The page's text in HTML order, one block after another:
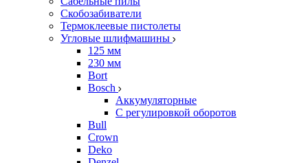
Скобозабиватели
Термоклеевые пистолеты
Угловые шлифмашины
125 мм
230 мм
Bort
Bosch
Аккумуляторные
С регулировкой оборотов
Bull
Crown
Deko